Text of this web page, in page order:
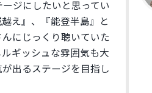
ジにしたいと思ってい
え』、『能登半島』と
んにじっくり聴いていた
ギッシュな雰囲気も大
が出るステージを目指し